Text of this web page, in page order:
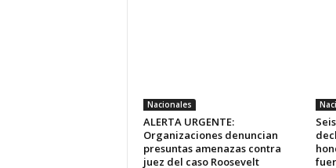
Nacionales
ALERTA URGENTE:
Organizaciones denuncian
presuntas amenazas contra
juez del caso Roosevelt